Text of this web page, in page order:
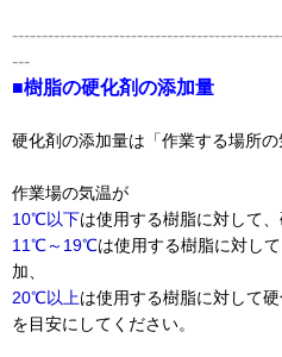
---
■樹脂の硬化剤の添加量
硬化剤の添加量は「作業する場所の
作業場の気温が
10℃以下は使用する樹脂に対して
11℃～19℃は使用する樹脂に対し
加、
20℃以上は使用する樹脂に対して
を目安にしてください。